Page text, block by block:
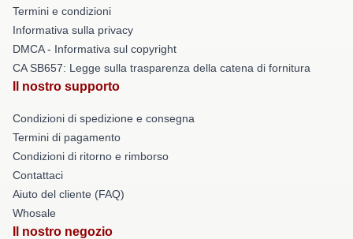
Termini e condizioni
Informativa sulla privacy
DMCA - Informativa sul copyright
CA SB657: Legge sulla trasparenza della catena di fornitura
Il nostro supporto
Condizioni di spedizione e consegna
Termini di pagamento
Condizioni di ritorno e rimborso
Contattaci
Aiuto del cliente (FAQ)
Whosale
Il nostro negozio